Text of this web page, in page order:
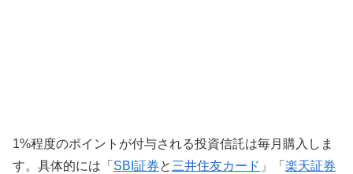
1%程度のポイントが付与される投資信託は毎月購入しま
す。具体的には「 SBI証券と 三井住友カード 」「 楽天証券